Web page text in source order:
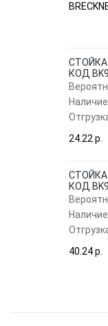
СТОЙКА
КОД
Наличие
24.22 p.
СТОЙКА
КОД
Наличие
40.24 p.